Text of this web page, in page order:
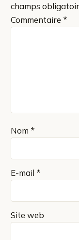
champs
Commentaire *
Nom *
E-mail *
Site web